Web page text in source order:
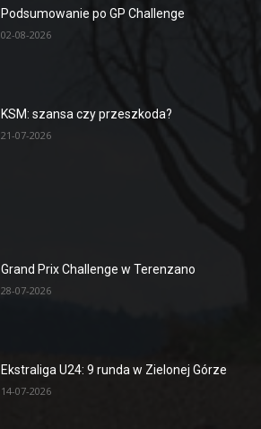
Podsumowanie po GP Challenge
02-08-2026
KSM: szansa czy przeszkoda?
21-07-2026
Grand Prix Challenge w Terenzano
28-07-2026
Ekstraliga U24: 9 runda w Zielonej Górze
14-07-2026